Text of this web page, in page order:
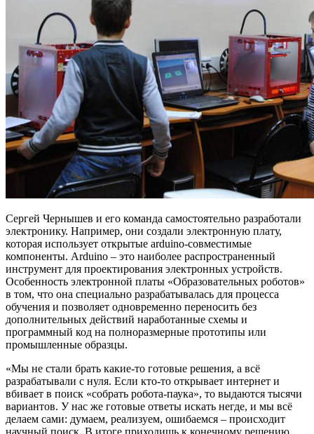
Сергей Чернышев и его команда самостоятельно разработали
электронику. Например, они создали электронную плату,
которая использует открытые arduino-совместимые
компоненты. Arduino – это наиболее распространенный
инструмент для проектирования электронных устройств.
Особенность электронной платы «Образовательных роботов»
в том, что она специально разрабатывалась для процесса
обучения и позволяет одновременно переносить без
дополнительных действий наработанные схемы и
программный код на полноразмерные прототипы или
промышленные образцы.
«Мы не стали брать какие-то готовые решения, а всё
разрабатывали с нуля. Если кто-то открывает интернет и
вбивает в поиск «собрать робота-паука», то выдаются тысячи
вариантов. У нас же готовые ответы искать негде, и мы всё
делаем сами: думаем, реализуем, ошибаемся – происходит
научный поиск. В итоге приходишь к конечному решению,